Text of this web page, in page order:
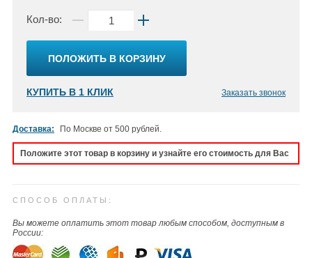
Кол-во:
ПОЛОЖИТЬ В КОРЗИНУ
КУПИТЬ В 1 КЛИК Заказать звонок
Доставка: По Москве от 500 рублей.
Положите этот товар в корзину и узнайте его стоимость для Вас
СПОСОБ ОПЛАТЫ:
Вы можете оплатить этот товар любым способом, доступным в
России: